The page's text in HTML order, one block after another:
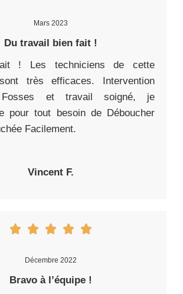
Mars 2023
Du travail bien fait !
! Les techniciens de cette
très efficaces. Intervention
et travail soigné, je
pour tout besoin de Déboucher
Facilement.
Vincent F.
Décembre 2022
Bravo à l’équipe !